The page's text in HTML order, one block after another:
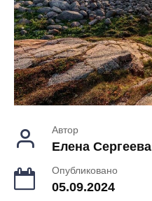
Автор
Елена Сергеева
Опубликовано
05.09.2024